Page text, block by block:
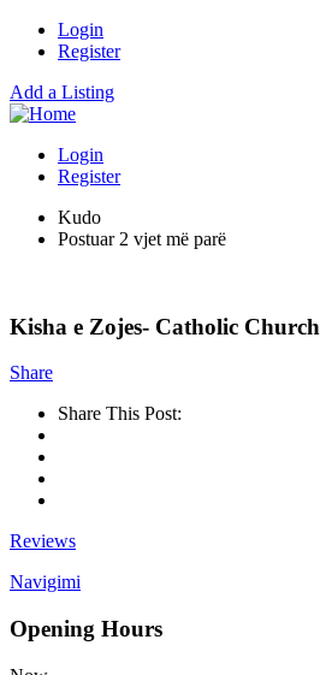
Login
Register
Add a Listing
Login
Register
Kudo
Postuar 2 vjet më parë
Kisha e Zojes- Catholic Church
Share
Share This Post:
Reviews
Navigimi
Opening Hours